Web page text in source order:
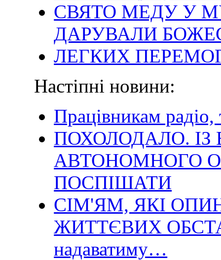
СВЯТО МЕДУ У
ДАРУВАЛИ
ЛЕГКИХ
Настіпні новини:
Працівникам радіо,
ПОХОЛОДАЛО.
АВТОНОМНОГО
ПОСПІШАТИ
СІМ'ЯМ, ЯКІ
ЖИТТЄВИХ
надаватиму…